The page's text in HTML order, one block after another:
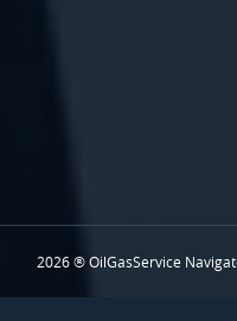
2026 ® OilGasService